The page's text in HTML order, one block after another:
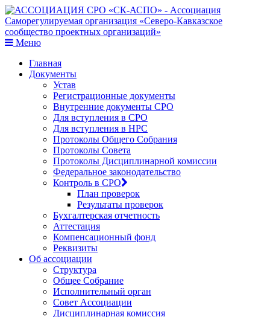
Меню
Главная
Документы
Устав
Регистрационные документы
Внутренние документы СРО
Для вступления в СРО
Для вступления в НРС
Протоколы Общего Собрания
Протоколы Совета
Протоколы Дисциплинарной комиссии
Федеральное законодательство
Контроль в СРО
План проверок
Результаты проверок
Бухгалтерская отчетность
Аттестация
Компенсационный фонд
Реквизиты
Об ассоциации
Структура
Общее Собрание
Исполнительный орган
Совет Ассоциации
Дисциплинарная комиссия